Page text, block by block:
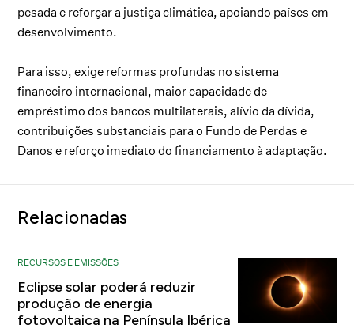
pesada e reforçar a justiça climática, apoiando países em
desenvolvimento.
Para isso, exige reformas profundas no sistema
financeiro internacional, maior capacidade de
empréstimo dos bancos multilaterais, alívio da dívida,
contribuições substanciais para o Fundo de Perdas e
Danos e reforço imediato do financiamento à adaptação.
Relacionadas
RECURSOS E EMISSÕES
Eclipse solar poderá reduzir
produção de energia
fotovoltaica na Península Ibérica